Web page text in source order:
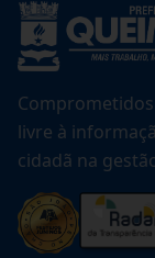
livre à
cidadã na